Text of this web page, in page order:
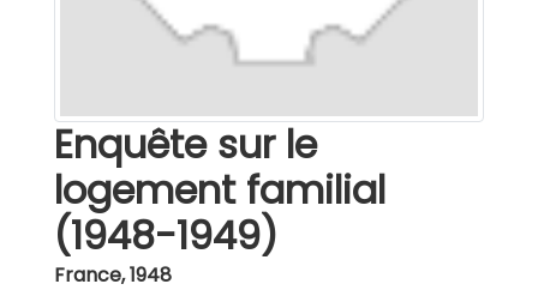
Enquête sur le
logement familial
(1948-1949)
France,1948